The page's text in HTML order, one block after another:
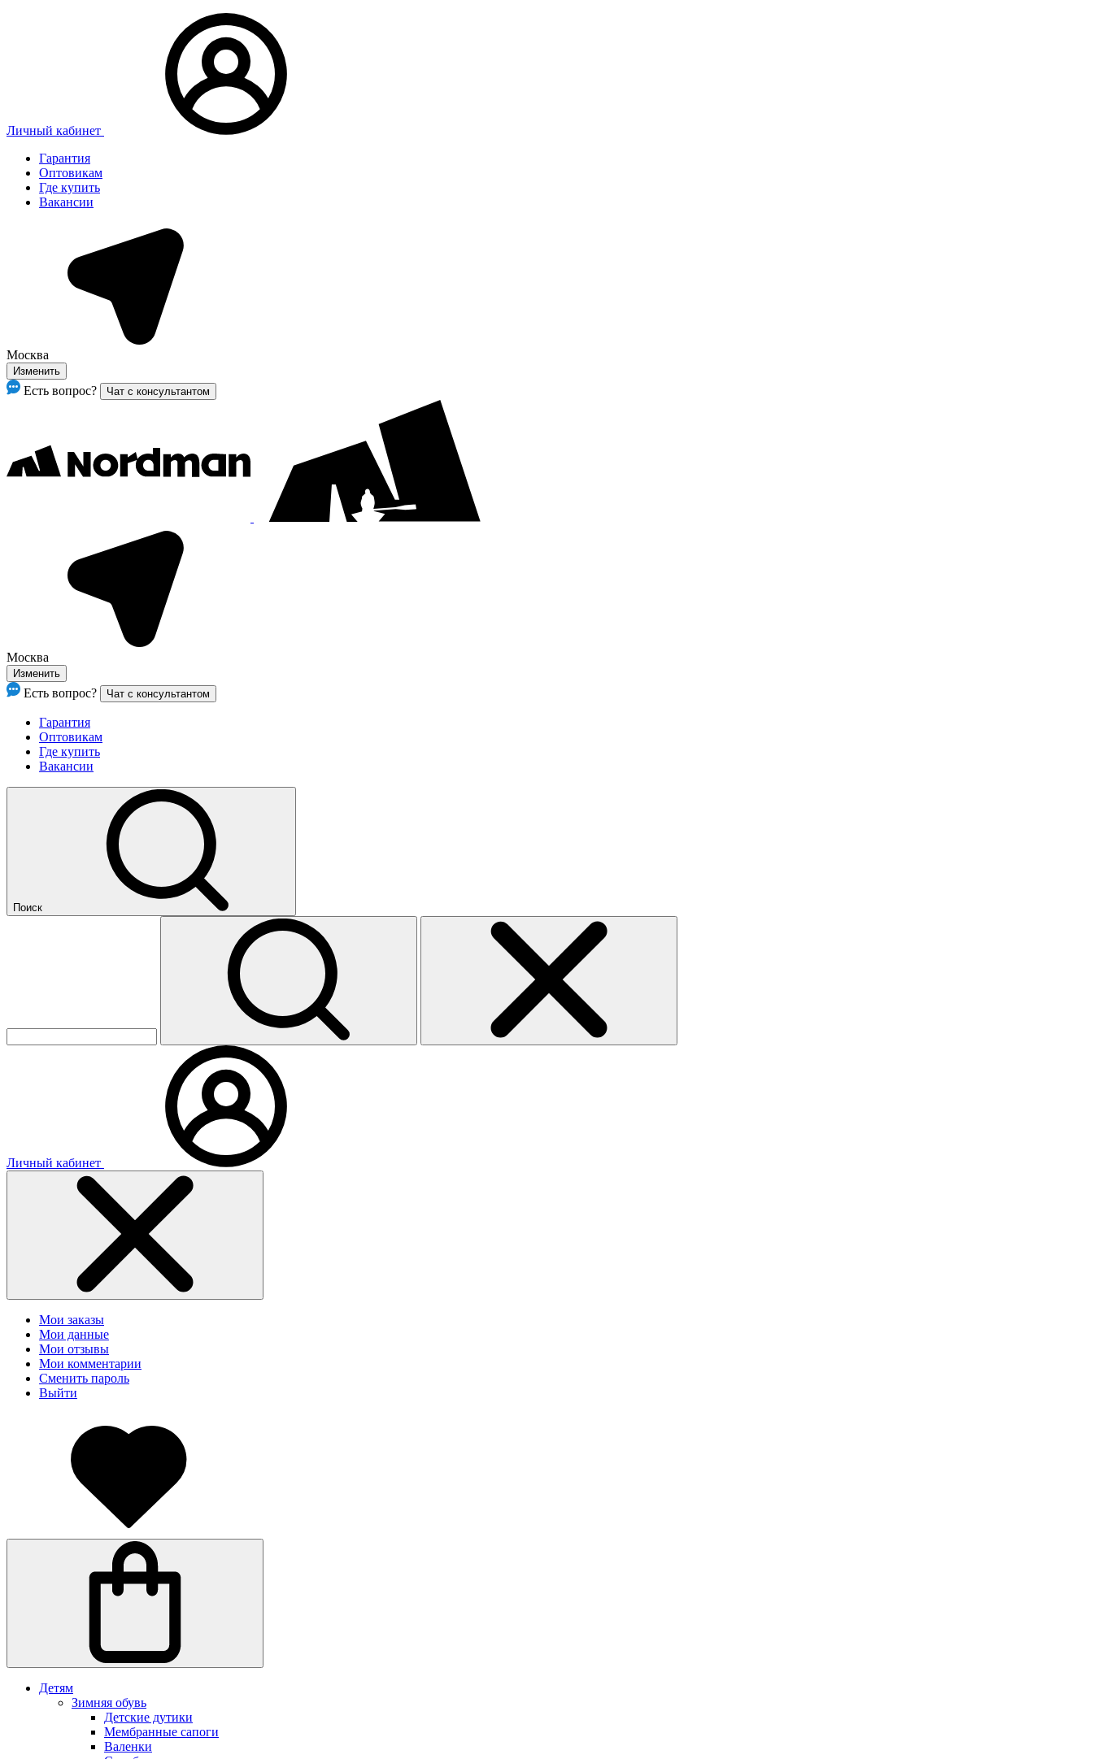
Личный кабинет
Гарантия
Оптовикам
Где купить
Вакансии
Москва
Изменить
Есть вопрос? Чат с консультантом
Москва
Изменить
Есть вопрос? Чат с консультантом
Гарантия
Оптовикам
Где купить
Вакансии
Поиск
Личный кабинет
Мои заказы
Мои данные
Мои отзывы
Мои комментарии
Сменить пароль
Выйти
Детям
Зимняя обувь
Детские дутики
Мембранные сапоги
Валенки